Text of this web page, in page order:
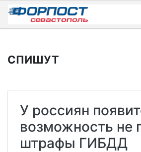
Skip
content
СПИШУТ
У россиян
возможность не
штрафы ГИБДД